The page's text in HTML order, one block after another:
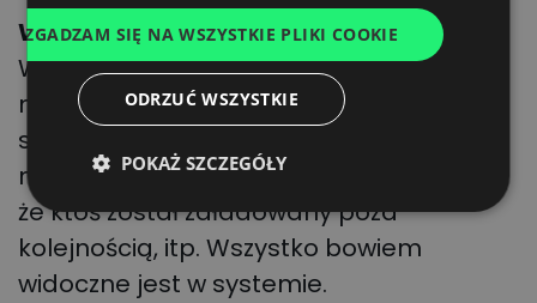
Wojciech Kośnik:Tak, zdecydowanie.
Wzrosła transparentność w komunikacji
między nami, a przewoźnikiem lub
spedytorem. Zniknęły uwagi dotyczące
nieobsłużonych ładunków, podejrzenia,
że ktoś został załadowany poza
kolejnością, itp. Wszystko bowiem
widoczne jest w systemie.
FRENCH
ZGADZAM SIĘ NA WSZYSTKIE PLIKI COOKIE
ODRZUĆ WSZYSTKIE
POKAŻ SZCZEGÓŁY